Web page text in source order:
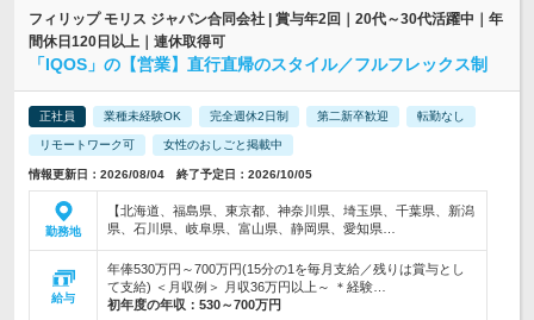
フィリップ モリス ジャパン合同会社 | 賞与年2回｜20代～30代活躍中｜年
間休日120日以上｜連休取得可
「IQOS」の【営業】直行直帰のスタイル／フルフレックス制
正社員 業種未経験OK 完全週休2日制 第二新卒歓迎 転勤なし
リモートワーク可 女性のおしごと掲載中
情報更新日：2026/08/04 終了予定日：2026/10/05
勤務地
【北海道、福島県、東京都、神奈川県、埼玉県、千葉県、新潟
県、石川県、岐阜県、富山県、静岡県、愛知県…
給与
年俸530万円～700万円(15分の1を毎月支給／残りは賞与とし
て支給) ＜月収例＞ 月収36万円以上～ ＊経験…
初年度の年収： 530～700万円